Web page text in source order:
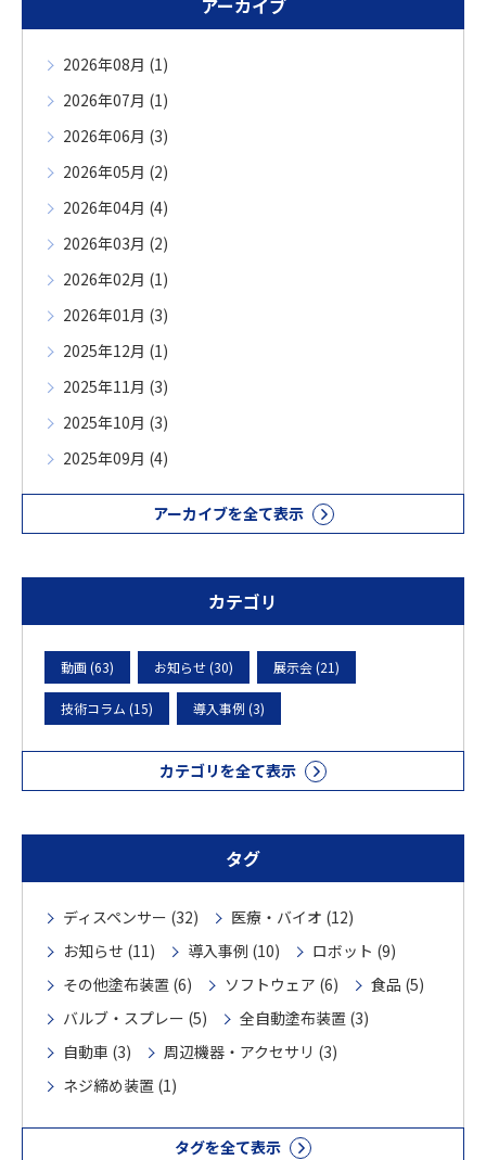
アーカイブ
2026年08月 (1)
2026年07月 (1)
2026年06月 (3)
2026年05月 (2)
2026年04月 (4)
2026年03月 (2)
2026年02月 (1)
2026年01月 (3)
2025年12月 (1)
2025年11月 (3)
2025年10月 (3)
2025年09月 (4)
アーカイブを全て表示
カテゴリ
動画 (63) お知らせ (30) 展示会 (21)
技術コラム (15) 導入事例 (3)
カテゴリを全て表示
タグ
ディスペンサー (32)
医療・バイオ (12)
お知らせ (11)
導入事例 (10)
ロボット (9)
その他塗布装置 (6)
ソフトウェア (6)
食品 (5)
バルブ・スプレー (5)
全自動塗布装置 (3)
自動車 (3)
周辺機器・アクセサリ (3)
ネジ締め装置 (1)
タグを全て表示